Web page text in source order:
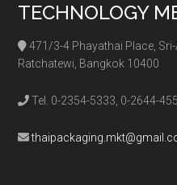
TECHNOLOGY
471/3-4 Phayathai Place,
Ratchatewi, Bangkok 10400
Tel. 0-2354-5333, 0-2644-